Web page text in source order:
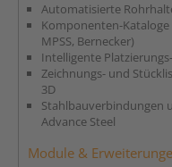
Automatisierte
Komponenten-
MPSS, Bernecker)
Intelligente
Zeichnungs- und
3D
Stahlbauverbindungen
Advance Steel
Module &